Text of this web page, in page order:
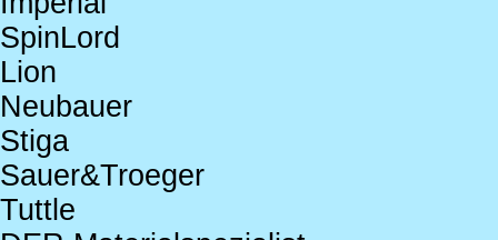
SpinLord
Lion
Neubauer
Stiga
Sauer&Troeger
Tuttle